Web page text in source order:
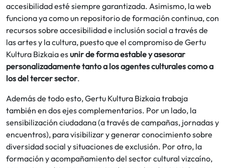
accesibilidad esté siempre garantizada. Asimismo, la web
funciona ya como un repositorio de formación continua, con
recursos sobre accesibilidad e inclusión social a través de
las artes y la cultura, puesto que el compromiso de Gertu
Kultura Bizkaia esunir de forma estable y asesorar
personalizadamente tanto a los agentes culturales como a
los del tercer sector.
Además de todo esto, Gertu Kultura Bizkaia trabaja
también en dos ejes complementarios. Por un lado, la
sensibilización ciudadana (a través de campañas, jornadas y
encuentros), para visibilizar y generar conocimiento sobre
diversidad social y situaciones de exclusión. Por otro, la
formación y acompañamiento del sector cultural vizcaíno,